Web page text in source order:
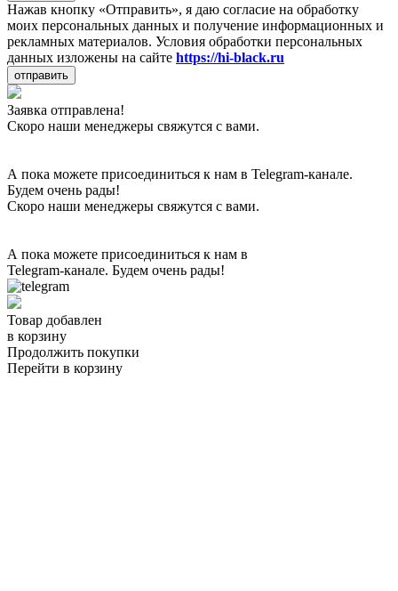
Нажав кнопку «Отправить», я даю согласие на обработку
моих персональных данных и получение информационных и
рекламных материалов. Условия обработки персональных
данных изложены на сайте https://hi-black.ru
отправить
Заявка отправлена!
Скоро наши менеджеры свяжутся с вами.
А пока можете присоединиться к нам в Telegram-канале.
Будем очень рады!
Скоро наши менеджеры свяжутся с вами.
А пока можете присоединиться к нам в
Telegram-канале. Будем очень рады!
Товар добавлен
в корзину
Продолжить покупки
Перейти в корзину